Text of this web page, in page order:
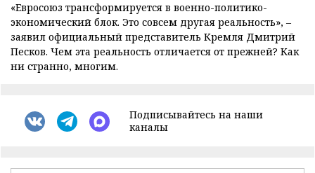
«Евросоюз трансформируется в военно-политико-
экономический блок. Это совсем другая реальность», –
заявил официальный представитель Кремля Дмитрий
Песков. Чем эта реальность отличается от прежней? Как
ни странно, многим.
Подписывайтесь на наши
каналы